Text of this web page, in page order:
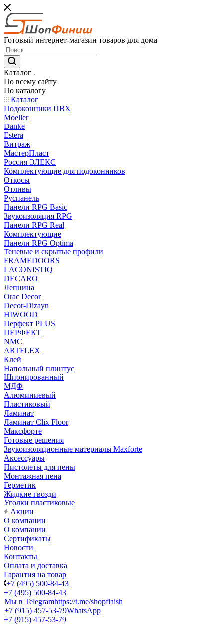
Готовый интернет-магазин товаров для дома
Каталог
По всему сайту
По каталогу
Каталог
Подоконники ПВХ
Moeller
Danke
Estera
Витраж
МастерПласт
Россия ЭЛЕКС
Комплектующие для подоконников
Откосы
Отливы
Руспанель
Панели RPG Basic
Звукоизоляция RPG
Панели RPG Real
Комплектующие
Панели RPG Optima
Теневые и скрытые профили
FRAMEDOORS
LACONISTIQ
DECARO
Лепнина
Orac Decor
Decor-Dizayn
HIWOOD
Перфект PLUS
ПЕРФЕКТ
NMC
ARTFLEX
Клей
Напольный плинтус
Шпонированный
МДФ
Алюминиевый
Пластиковый
Ламинат
Ламинат Clix Floor
Максфорте
Готовые решения
Звукоизоляционные материалы Maxforte
Аксессуары
Пистолеты для пены
Монтажная пена
Герметик
Жидкие гвозди
Уголки пластиковые
Акции
О компании
О компании
Сертификаты
Новости
Контакты
Оплата и доставка
Гарантия на товар
+7 (495) 500-84-43
+7 (495) 500-84-43
Мы в Telegramhttps://t.me/shopfinish
+7 (915) 457-53-79WhatsApp
+7 (915) 457-53-79